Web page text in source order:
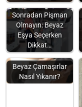
Sonradan Pişman
Olmayın: Beyaz
Eşya Seçerken
Dikkat…
Beyaz Çamaşırlar
Nasıl Yıkanır?